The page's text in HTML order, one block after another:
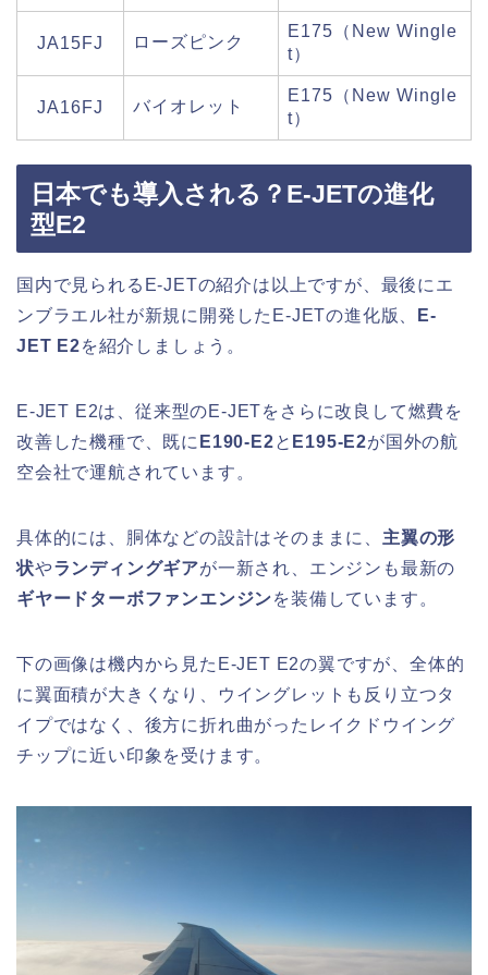
JA15FJ ローズピンク
E175（New Wingle
t）
JA16FJ バイオレット
E175（New Wingle
t）
日本でも導入される？E-JETの進化
型E2
国内で見られるE-JETの紹介は以上ですが、最後にエ
ンブラエル社が新規に開発したE-JETの進化版、
E-
JET E2を紹介しましょう。
E-JET E2は、従来型のE-JETをさらに改良して燃費を
改善した機種で、既に E190-E2と E195-E2が国外の航
空会社で運航されています。
具体的には、胴体などの設計はそのままに、 主翼の形
状やランディングギアが一新され、エンジンも最新の
ギヤードターボファンエンジンを装備しています。
下の画像は機内から見たE-JET E2の翼ですが、全体的
に翼面積が大きくなり、ウイングレットも反り立つタ
イプではなく、後方に折れ曲がったレイクドウイング
チップに近い印象を受けます。